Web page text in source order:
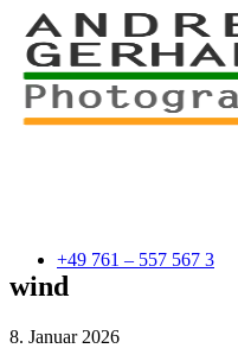
+49 761 – 557 567 3
wind
8. Januar 2026